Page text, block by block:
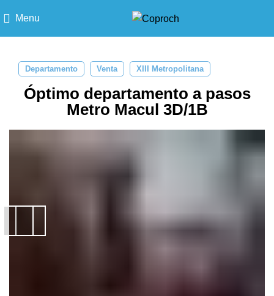
Menu
Departamento Venta XIII Metropolitana
Óptimo departamento a pasos
Metro Macul 3D/1B